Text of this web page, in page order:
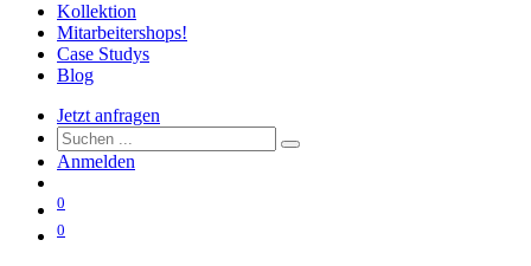
Kollektion
Mitarbeitershops!
Case Studys
Blog
Jetzt anfragen
Anmelden
0
0